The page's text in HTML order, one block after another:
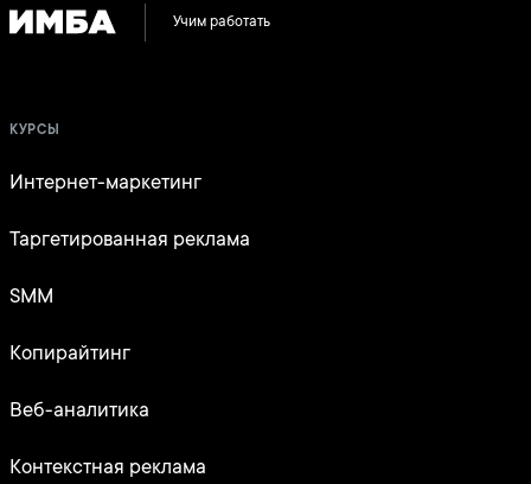
Учим работать
КУРСЫ
Интернет-маркетинг
Таргетированная реклама
SMM
Копирайтинг
Веб-аналитика
Контекстная реклама